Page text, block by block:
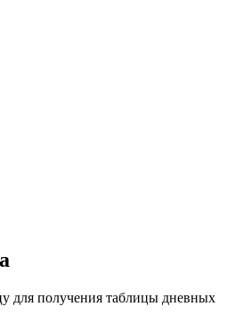
для получения таблицы дневных